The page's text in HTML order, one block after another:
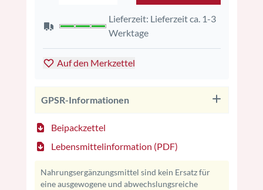
Lieferzeit: Lieferzeit ca. 1-3
Werktage
Auf den Merkzettel
GPSR-Informationen
Beipackzettel
Lebensmittelinformation (PDF)
Nahrungsergänzungsmittel sind kein Ersatz für
eine ausgewogene und abwechslungsreiche